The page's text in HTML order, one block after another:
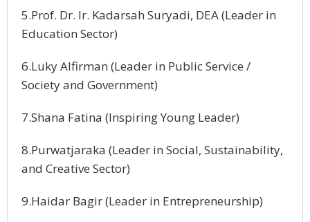
5.Prof. Dr. Ir. Kadarsah Suryadi, DEA (Leader in
Education Sector)
6.Luky Alfirman (Leader in Public Service /
Society and Government)
7.Shana Fatina (Inspiring Young Leader)
8.Purwatjaraka (Leader in Social, Sustainability,
and Creative Sector)
9.Haidar Bagir (Leader in Entrepreneurship)